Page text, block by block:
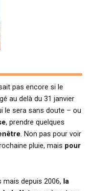
pas encore si le
au delà du 31 janvier
le sera sans doute – ou
, prendre quelques
. Non pas pour voir
pluie, mais pour
depuis 2006, la